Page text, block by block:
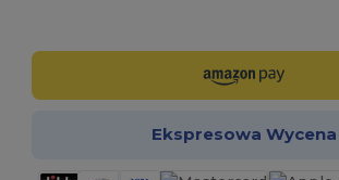
Ekspresowa Wycena